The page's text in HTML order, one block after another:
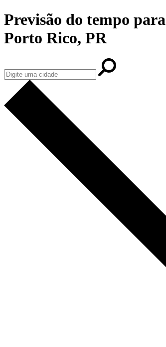
Previsão do tempo para
Porto Rico, PR